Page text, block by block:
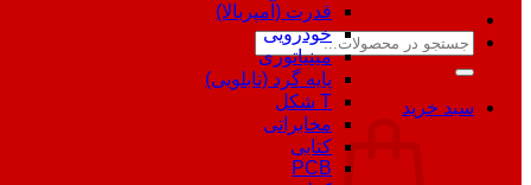
جستجو
سبد خرید
قدرت (آمپربالا)
خودرویی
مینیاتوری
پایه گرد (تابلویی)
T شکل
مخابراتی
کتابی
PCB